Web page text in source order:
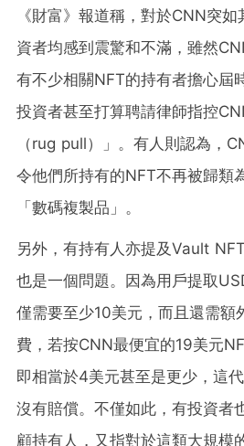
《財富》報道稱，對於CNN突
資者均感到震驚和不滿，雖然
有不少相關NFT的持有者擔心屆
投資者甚至打算聘請律師指控
（rug pull）」。有人則認為，
令他們所持有的NFT不再被歸類
「數碼複製品」。
另外，有持有人亦提及Vault
也是一個問題。因為用戶提取
僅需要至少10美元，而且還需額
費，若按CNN最便宜的19美元
即相當於4美元甚至是更少，這
沒有賠償。不僅如此，有投資者
顧持有人，又指對於這類大規模